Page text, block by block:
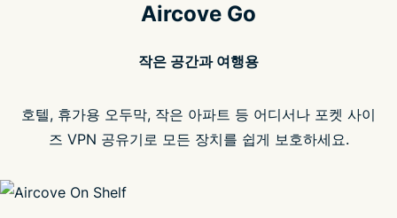
Aircove Go
작은 공간과 여행용
호텔, 휴가용 오두막, 작은 아파트 등 어디서나 포켓 사이
즈 VPN 공유기로 모든 장치를 쉽게 보호하세요.